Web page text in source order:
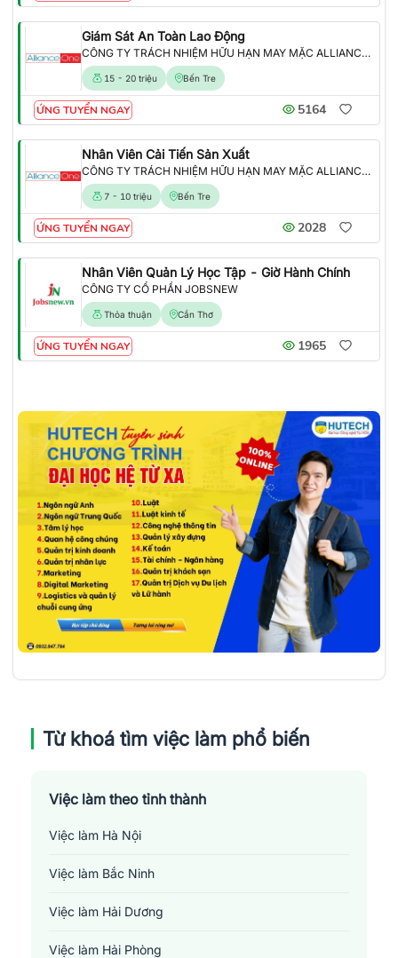
Giám Sát An Toàn Lao Động
CÔNG TY TRÁCH NHIỆM HỮU HẠN MAY MẶC ALLIANCE ONE
15 - 20 triệu Bến Tre
ỨNG TUYỂN NGAY 5164
Nhân Viên Cải Tiến Sản Xuất
CÔNG TY TRÁCH NHIỆM HỮU HẠN MAY MẶC ALLIANCE ONE
7 - 10 triệu Bến Tre
ỨNG TUYỂN NGAY 2028
Nhân Viên Quản Lý Học Tập - Giờ Hành Chính
CÔNG TY CỔ PHẦN JOBSNEW
Thỏa thuận Cần Thơ
ỨNG TUYỂN NGAY 1965
Từ khoá tìm việc làm phổ biến
Việc làm theo tỉnh thành
Việc làm Hà Nội
Việc làm Bắc Ninh
Việc làm Hải Dương
Việc làm Hải Phòng